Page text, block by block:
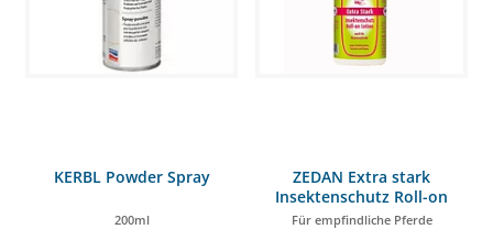
KERBL Powder Spray
200ml
ZEDAN Extra stark
Insektenschutz Roll-on
Lotion 75ml
Für empfindliche Pferde